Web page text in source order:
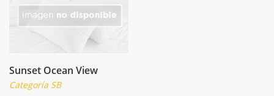
Sunset Ocean View
Categoría SB